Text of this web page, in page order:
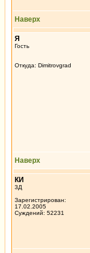
Наверх
Я
Гость
Откуда: Dimitrovgrad
Наверх
КИ
3Д
Зарегистрирован:
17.02.2005
Суждений: 52231